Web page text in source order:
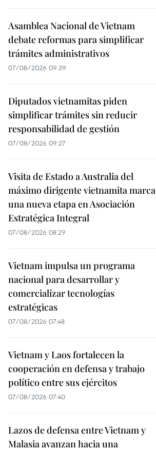
Asamblea Nacional de Vietnam
debate reformas para simplificar
trámites administrativos
07/08/2026 09:29
Diputados vietnamitas piden
simplificar trámites sin reducir
responsabilidad de gestión
07/08/2026 09:27
Visita de Estado a Australia del
máximo dirigente vietnamita marca
una nueva etapa en Asociación
Estratégica Integral
07/08/2026 08:29
Vietnam impulsa un programa
nacional para desarrollar y
comercializar tecnologías
estratégicas
07/08/2026 07:48
Vietnam y Laos fortalecen la
cooperación en defensa y trabajo
político entre sus ejércitos
07/08/2026 07:40
Lazos de defensa entre Vietnam y
Malasia avanzan hacia una